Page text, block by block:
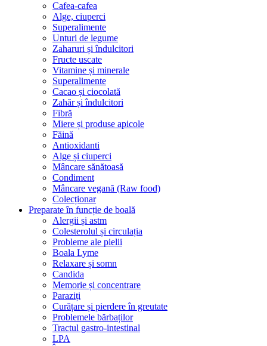
Cafea-cafea
Alge, ciuperci
Superalimente
Unturi de legume
Zaharuri și îndulcitori
Fructe uscate
Vitamine și minerale
Superalimente
Cacao și ciocolată
Zahăr și îndulcitori
Fibră
Miere și produse apicole
Făină
Antioxidanti
Alge și ciuperci
Mâncare sănătoasă
Condiment
Mâncare vegană (Raw food)
Colecționar
Preparate în funcție de boală
Alergii și astm
Colesterolul și circulația
Probleme ale pielii
Boala Lyme
Relaxare și somn
Candida
Memorie și concentrare
Paraziți
Curățare și pierdere în greutate
Problemele bărbaților
Tractul gastro-intestinal
LPA